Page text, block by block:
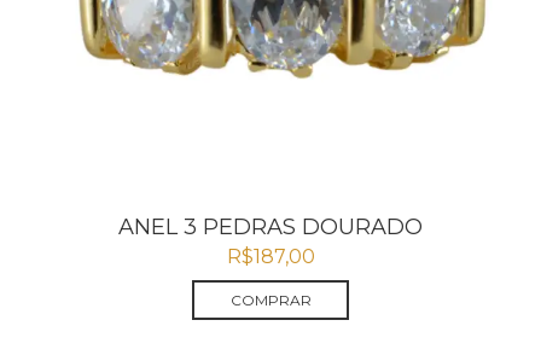
ANEL 3 PEDRAS DOURADO
R$187,00
COMPRAR